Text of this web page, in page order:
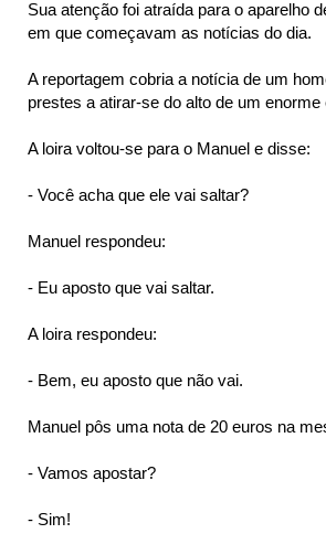
Sua atenção foi atraída para o aparelho
em que começavam as notícias do dia.
A reportagem cobria a notícia de um
prestes a atirar-se do alto de um enorme
A loira voltou-se para o Manuel e disse:
- Você acha que ele vai saltar?
Manuel respondeu:
- Eu aposto que vai saltar.
A loira respondeu:
- Bem, eu aposto que não vai.
Manuel pôs uma nota de 20 euros na
- Vamos apostar?
- Sim!